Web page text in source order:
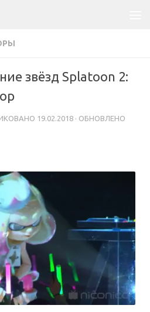
звёзд Splatoon 2:
19.02.2018 · ОБНОВЛЕНО